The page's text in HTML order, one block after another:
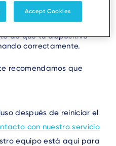
de que tu dispositivo
correctamente.
recomendamos que
después de reiniciar el
con nuestro servicio
equipo está aquí para
Accept Cookies